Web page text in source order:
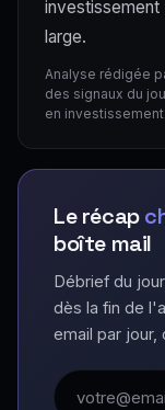
investissement
large.
Analyse rédigée
des signaux du
en investissement.
Le récap
boîte mail
Débrief du
dès la fin de
email par jour,
Adresse email